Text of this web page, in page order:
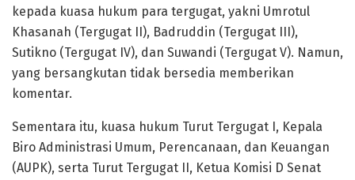
kepada kuasa hukum para tergugat, yakni Umrotul
Khasanah (Tergugat II), Badruddin (Tergugat III),
Sutikno (Tergugat IV), dan Suwandi (Tergugat V). Namun,
yang bersangkutan tidak bersedia memberikan
komentar.
Sementara itu, kuasa hukum Turut Tergugat I, Kepala
Biro Administrasi Umum, Perencanaan, dan Keuangan
(AUPK), serta Turut Tergugat II, Ketua Komisi D Senat